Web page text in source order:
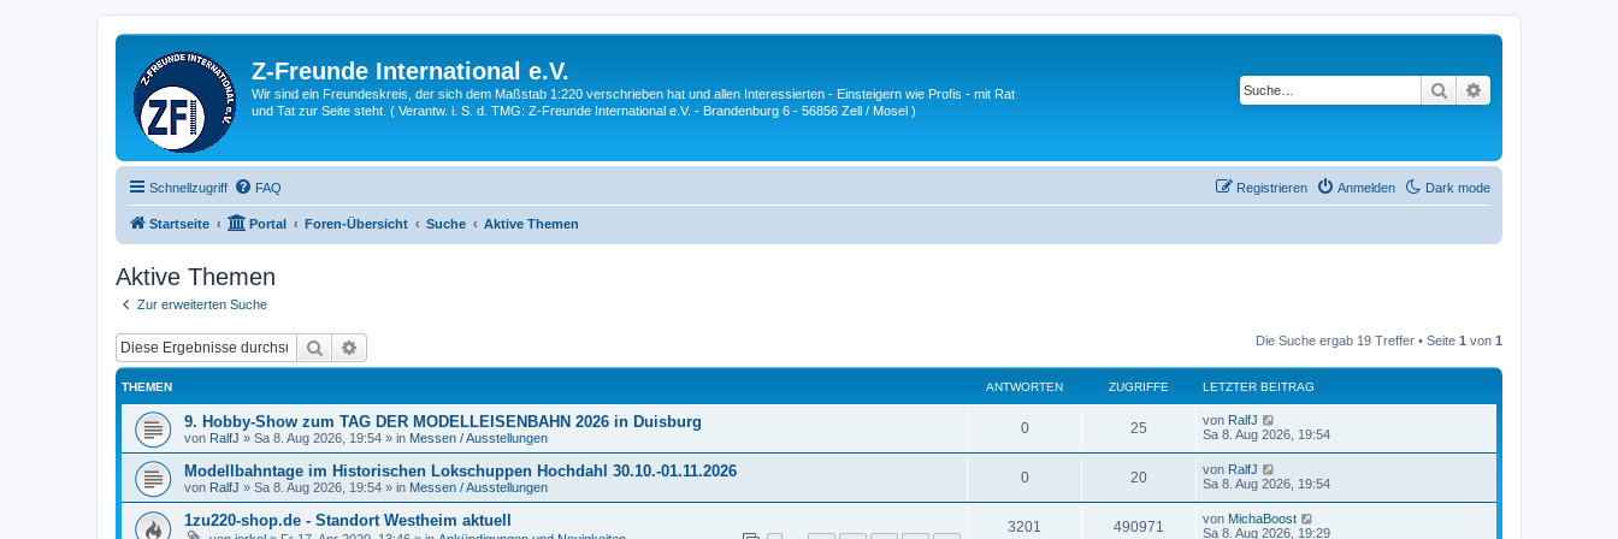
Z-Freunde International e.V.
Wir sind ein Freundeskreis, der sich dem Maßstab 1:220 verschrieben hat und allen Interessierten - Einsteigern wie Profis - mit Rat
und Tat zur Seite steht. ( Verantw. i. S. d. TMG: Z-Freunde International e.V. - Brandenburg 6 - 56856 Zell / Mosel )
Suche
Schnellzugriff Dark mode
FAQ Anmelden
Registrieren
Startseite Portal Foren-Übersicht Suche Aktive Themen
Aktive Themen
Zur erweiterten Suche
Suche Die Suche ergab 19 Treffer • Seite 1 von 1
THEMEN ANTWORTEN ZUGRIFFE LETZTER BEITRAG
9. Hobby-Show zum TAG DER MODELLEISENBAHN 2026 in Duisburg
von RalfJ » Sa 8. Aug 2026, 19:54 » in Messen / Ausstellungen
0A
n
w
25
u
r
L
e
t
e
r
B
e
von RalfJ
Sa 8. Aug 2026, 19:54
Modellbahntage im Historischen Lokschuppen Hochdahl 30.10.-01.11.2026
von RalfJ » Sa 8. Aug 2026, 19:54 » in Messen / Ausstellungen
0A
n
20Z
u
L
e
t
von RalfJ
Sa 8. Aug 2026, 19:54
1zu220-shop.de - Standort Westheim aktuell 3201 490971
L
e
von MichaBoost
Sa 8. Aug 2026, 19:29